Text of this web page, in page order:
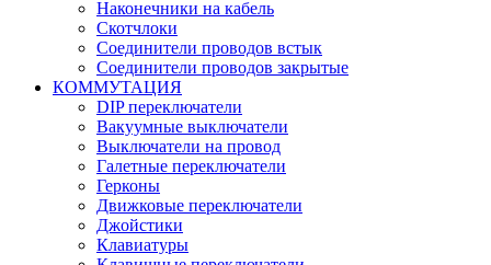
Наконечники на кабель
Скотчлоки
Соединители проводов встык
Соединители проводов закрытые
КОММУТАЦИЯ
DIP переключатели
Вакуумные выключатели
Выключатели на провод
Галетные переключатели
Герконы
Движковые переключатели
Джойстики
Клавиатуры